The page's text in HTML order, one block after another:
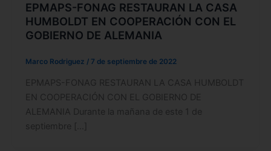
EPMAPS-FONAG RESTAURAN LA CASA
HUMBOLDT EN COOPERACIÓN CON EL
GOBIERNO DE ALEMANIA
Marco Rodriguez / 7 de septiembre de 2022
EPMAPS-FONAG RESTAURAN LA CASA HUMBOLDT
EN COOPERACIÓN CON EL GOBIERNO DE
ALEMANIA Durante la mañana de este 1 de
septiembre […]